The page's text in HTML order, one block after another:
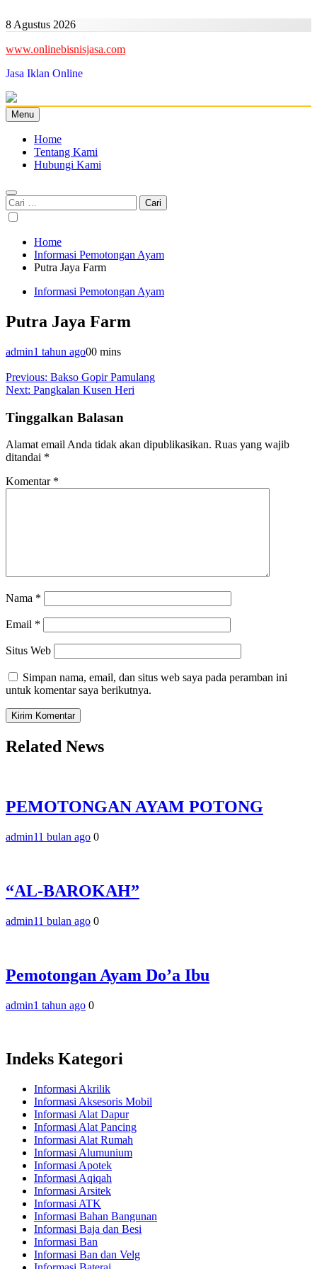
to
8 Agustus 2026
www.onlinebisnisjasa.com
Jasa Iklan Online
Menu
Home
Tentang Kami
Hubungi Kami
Cari
untuk:
Home
Informasi Pemotongan Ayam
Putra Jaya Farm
Informasi Pemotongan Ayam
Putra Jaya Farm
admin1 tahun ago00 mins
Navigasi
pos
Previous: Bakso Gopir Pamulang
Next: Pangkalan Kusen Heri
Tinggalkan Balasan
Alamat email Anda tidak akan dipublikasikan. Ruas yang wajib
ditandai *
Komentar *
Nama *
Email *
Situs Web
Simpan nama, email, dan situs web saya pada peramban ini
untuk komentar saya berikutnya.
Related News
PEMOTONGAN AYAM POTONG
admin11 bulan ago 0
“AL-BAROKAH”
admin11 bulan ago 0
Pemotongan Ayam Do’a Ibu
admin1 tahun ago 0
Indeks Kategori
Informasi Akrilik
Informasi Aksesoris Mobil
Informasi Alat Dapur
Informasi Alat Pancing
Informasi Alat Rumah
Informasi Alumunium
Informasi Apotek
Informasi Aqiqah
Informasi Arsitek
Informasi ATK
Informasi Bahan Bangunan
Informasi Baja dan Besi
Informasi Ban
Informasi Ban dan Velg